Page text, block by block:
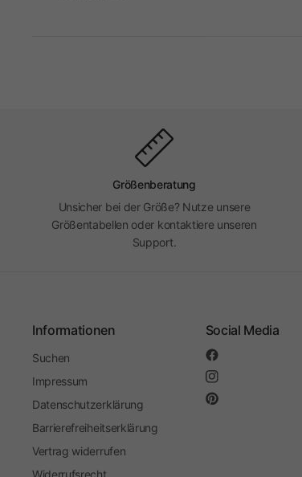
Größenberatung
Unsicher bei der Größe? Nutze unsere
Größentabellen oder kontaktiere unseren
Support.
Informationen
Suchen
Impressum
Datenschutzerklärung
Barrierefreiheitserklärung
Vertrag widerrufen
Widerrufsrecht
Social Media